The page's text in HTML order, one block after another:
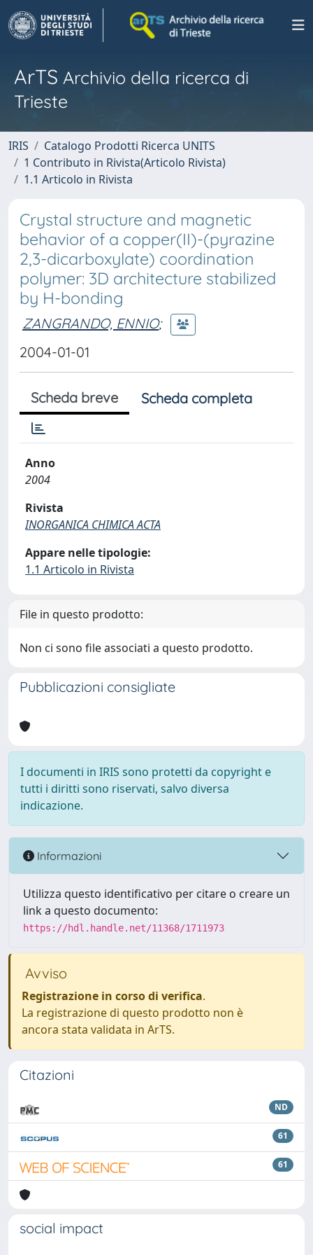
ArTS Archivio della ricerca di
Trieste
IRIS
Catalogo Prodotti Ricerca UNITS
1 Contributo in Rivista(Articolo Rivista)
1.1 Articolo in Rivista
Crystal structure and magnetic
behavior of a copper(II)-(pyrazine
2,3-dicarboxylate) coordination
polymer: 3D architecture stabilized
by H-bonding
ZANGRANDO, ENNIO;
2004-01-01
Scheda breve Scheda completa
Anno
2004
Rivista
INORGANICA CHIMICA ACTA
Appare nelle tipologie:
1.1 Articolo in Rivista
File in questo prodotto:
Non ci sono file associati a questo prodotto.
Pubblicazioni consigliate
I documenti in IRIS sono protetti da copyright e
tutti i diritti sono riservati, salvo diversa
indicazione.
Informazioni
Utilizza questo identificativo per citare o creare un
link a questo documento:
https://hdl.handle.net/11368/1711973
Avviso
Registrazione in corso di verifica.
La registrazione di questo prodotto non è
ancora stata validata in ArTS.
Citazioni
ND
61
61
social impact